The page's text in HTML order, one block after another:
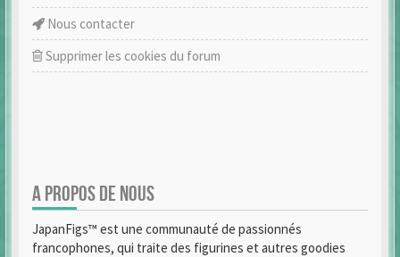
Nous contacter
Supprimer les cookies du forum
A PROPOS DE NOUS
JapanFigs™ est une communauté de passionnés
francophones, qui traite des figurines et autres goodies